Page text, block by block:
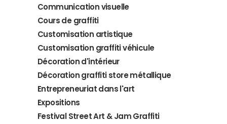
Communication visuelle
Cours de graffiti
Customisation artistique
Customisation graffiti véhicule
Décoration d'intérieur
Décoration graffiti store métallique
Entrepreneuriat dans l'art
Expositions
Festival Street Art & Jam Graffiti